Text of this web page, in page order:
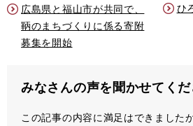
広島県と福山市が共同で、
鞆のまちづくりに係る寄附
募集を開始
ひ
みなさんの声を聞かせてく
満
この記事の内容に満足はできまし